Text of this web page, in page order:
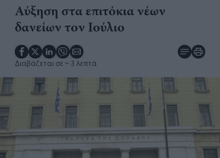
Αύξηση στα επιτόκια νέων
δανείων τον Ιούλιο
Διαβάζεται σε ~ 3 λεπτά